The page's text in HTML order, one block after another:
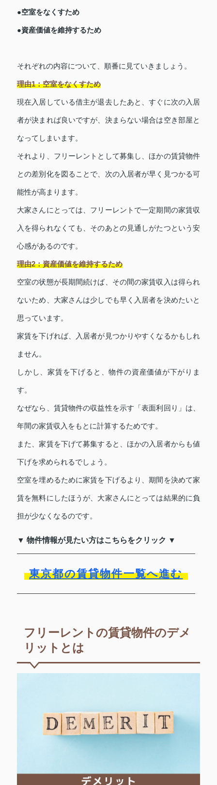
●空室をなくすため
●資産価値を維持するため
それぞれの内容について、順番に見ていきましょう。
理由1：空室をなくすため
現在入居している借主が退去したあと、すぐに次の入居
者が決まれば良いですが、決まらない場合は空き部屋と
なってしまいます。
それより、フリーレントとして募集し、ほかの賃貸物件
との差別化を図ることで、次の入居者が早く見つかる可
能性が高まります。
大家さんにとっては、フリーレントで一定期間の家賃収
入を得られなくても、そのあとの見通しがたつという安
心感があるのです。
理由2：資産価値を維持するため
空室の状態が長期間続けば、その間の家賃収入は得られ
ないため、大家さんは少しでも早く入居者を決めたいと
思っています。
家賃を下げれば、入居者が見つかりやすくなるかもしれ
ません。
しかし、家賃を下げると、物件の資産価値が下がりま
す。
なぜなら、賃貸物件の収益性を示す「表面利回り」は、
年間の家賃収入をもとに計算するためです。
また、家賃を下げて募集すると、ほかの入居者からも値
下げを求められるでしょう。
空室を埋めるために家賃を下げるより、期間を決めて家
賃を無料にしたほうが、大家さんにとっては結果的に負
担が少なくなるのです。
▼ 物件情報が見たい方はこちらをクリック ▼
東京都の賃貸物件一覧へ進む
フリーレントの賃貸物件のデメ
リットとは